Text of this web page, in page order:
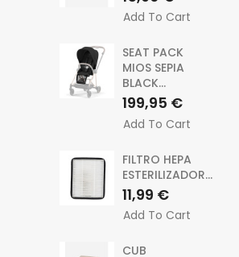
Add To Cart
SEAT PACK
MIOS SEPIA
BLACK...
Precio
199,95 €
Add To Cart
FILTRO HEPA
ESTERILIZADOR...
Precio
11,99 €
Add To Cart
CUB